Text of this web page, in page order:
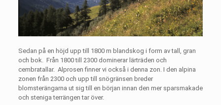
Sedan på en höjd upp till 1800 m blandskog i form av tall, gran
och bok. Från 1800 till 2300 dominerar lärträden och
cembratallar. Alprosen finner vi också i denna zon. I den alpina
zonen från 2300 och upp till snögränsen breder
blomsterängarna ut sig till en början innan den mer sparsmakade
och steniga terrängen tar över.